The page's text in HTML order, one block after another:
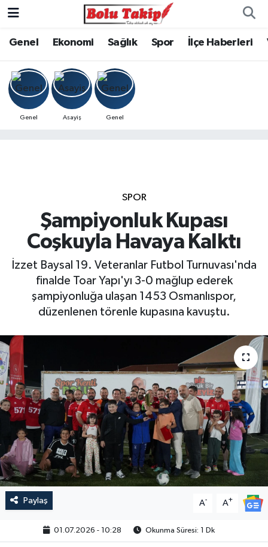
Genel Ekonomi Sağlık Spor İlçe Haberleri
Genel Asayiş Genel
SPOR
Şampiyonluk Kupası
Coşkuyla Havaya Kalktı
İzzet Baysal 19. Veteranlar Futbol Turnuvası'nda
finalde Toar Yapı'yı 3-0 mağlup ederek
şampiyonluğa ulaşan 1453 Osmanlıspor,
düzenlenen törenle kupasına kavuştu.
Paylaş A- A+
01.07.2026 - 10:28 Okunma Süresi: 1 Dk